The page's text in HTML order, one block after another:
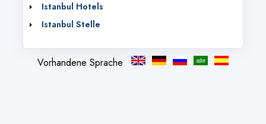
Istanbul Hotels
Istanbul Stelle
Vorhandene Sprache